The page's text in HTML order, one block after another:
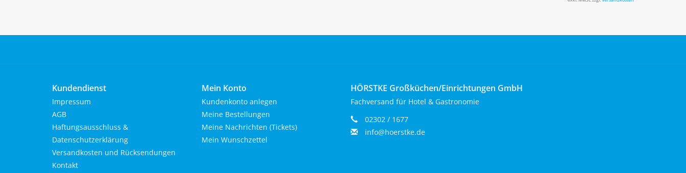
Kundendienst
Impressum
AGB
Haftungsausschluss &
Datenschutzerklärung
Versandkosten und Rücksendungen
Kontakt
Mein Konto
Kundenkonto anlegen
Meine Bestellungen
Meine Nachrichten (Tickets)
Mein Wunschzettel
HÖRSTKE Großküchen/Einrichtungen GmbH
Fachversand für Hotel & Gastronomie
02302 / 1677
info@hoerstke.de